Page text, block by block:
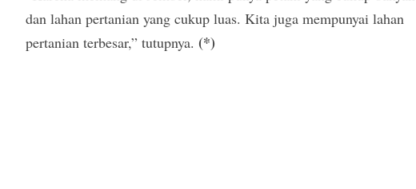
dan lahan pertanian yang cukup luas. Kita juga mempunyai lahan
pertanian terbesar,” tutupnya. (*)